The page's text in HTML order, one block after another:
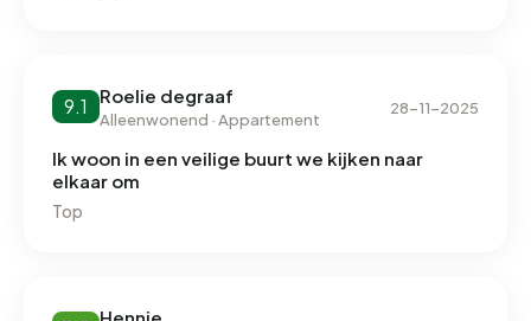
9.1 Roelie degraaf
Alleenwonend · Appartement
28-11-2025
Ik woon in een veilige buurt we kijken naar
elkaar om
Top